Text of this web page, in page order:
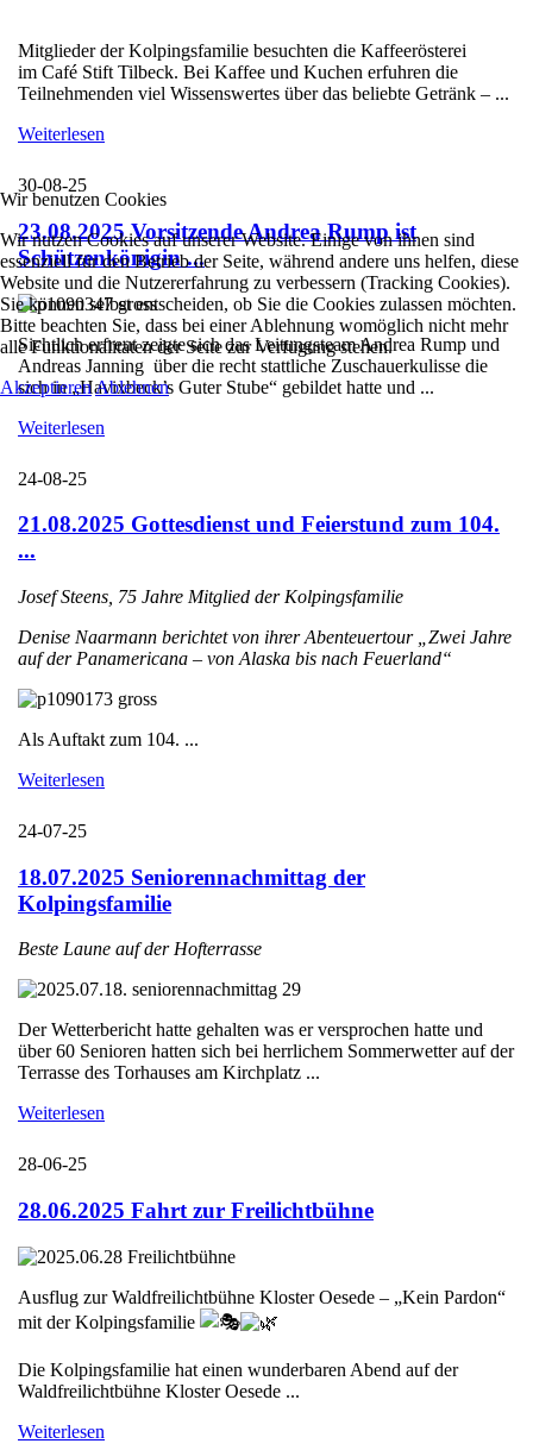
Mitglieder der Kolpingsfamilie besuchten die Kaffeerösterei
im Café Stift Tilbeck. Bei Kaffee und Kuchen erfuhren die
Teilnehmenden viel Wissenswertes über das beliebte Getränk – ...
Weiterlesen
30-08-25
23.08.2025 Vorsitzende Andrea Rump ist
Schützenkönigin ...
Sichtlich erfreut zeigte sich das Leitungsteam Andrea Rump und
Andreas Janning über die recht stattliche Zuschauerkulisse die
sich in „Havixbeck’s Guter Stube“ gebildet hatte und ...
Weiterlesen
24-08-25
21.08.2025 Gottesdienst und Feierstund zum 104.
...
Josef Steens, 75 Jahre Mitglied der Kolpingsfamilie
Denise Naarmann berichtet von ihrer Abenteuertour „Zwei Jahre
auf der Panamericana – von Alaska bis nach Feuerland“
Als Auftakt zum 104. ...
Weiterlesen
24-07-25
18.07.2025 Seniorennachmittag der
Kolpingsfamilie
Beste Laune auf der Hofterrasse
Der Wetterbericht hatte gehalten was er versprochen hatte und
über 60 Senioren hatten sich bei herrlichem Sommerwetter auf der
Terrasse des Torhauses am Kirchplatz ...
Weiterlesen
28-06-25
28.06.2025 Fahrt zur Freilichtbühne
Ausflug zur Waldfreilichtbühne Kloster Oesede – „Kein Pardon“
mit der Kolpingsfamilie
Die Kolpingsfamilie hat einen wunderbaren Abend auf der
Waldfreilichtbühne Kloster Oesede ...
Weiterlesen
Wir benutzen Cookies
Wir nutzen Cookies auf unserer Website. Einige von ihnen sind
essenziell für den Betrieb der Seite, während andere uns helfen, diese
Website und die Nutzererfahrung zu verbessern (Tracking Cookies).
Sie können selbst entscheiden, ob Sie die Cookies zulassen möchten.
Bitte beachten Sie, dass bei einer Ablehnung womöglich nicht mehr
alle Funktionalitäten der Seite zur Verfügung stehen.
AkzeptierenAblehnen